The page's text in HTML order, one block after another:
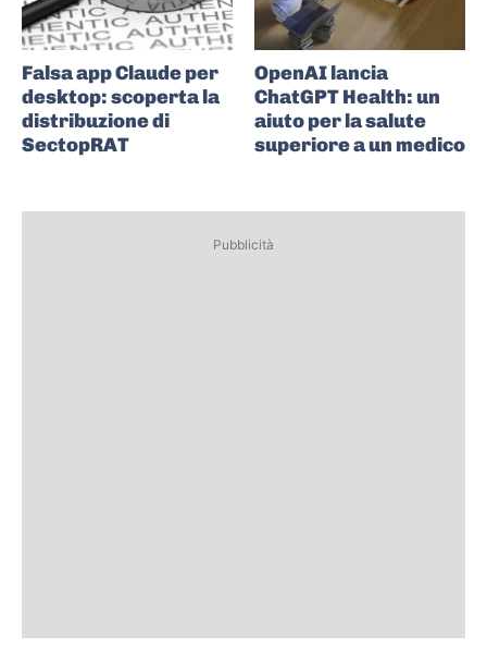
Falsa app Claude per
desktop: scoperta la
distribuzione di
SectopRAT
OpenAI lancia
ChatGPT Health: un
aiuto per la salute
superiore a un medico
Pubblicità